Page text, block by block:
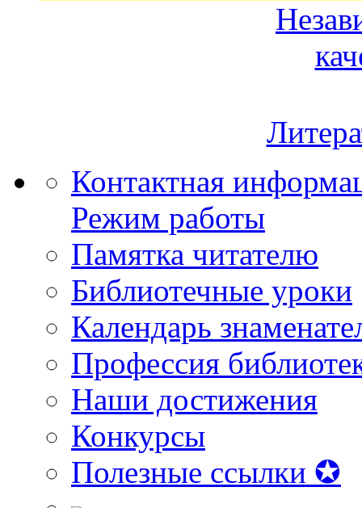
Контактная
Режим работы
Памятка читателю
Библиотечные уроки
Календарь
Профессия
Наши достижения
Конкурсы
Полезные ссылки ✪